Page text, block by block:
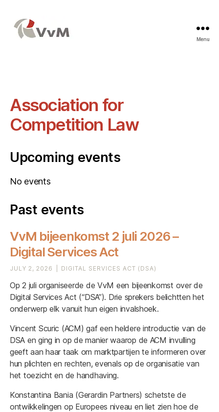
Menu
Association for
Competition Law
Upcoming events
No events
Past events
VvM bijeenkomst 2 juli 2026 –
Digital Services Act
JULY 2, 2026 DIGITAL SERVICES ACT (DSA)
Op 2 juli organiseerde de VvM een bijeenkomst over de
Digital Services Act (“DSA”). Drie sprekers belichtten het
onderwerp elk vanuit hun eigen invalshoek.
Vincent Scuric (ACM) gaf een heldere introductie van de
DSA en ging in op de manier waarop de ACM invulling
geeft aan haar taak om marktpartijen te informeren over
hun plichten en rechten, evenals op de organisatie van
het toezicht en de handhaving.
Konstantina Bania (Gerardin Partners) schetste de
ontwikkelingen op Europees niveau en liet zien hoe de